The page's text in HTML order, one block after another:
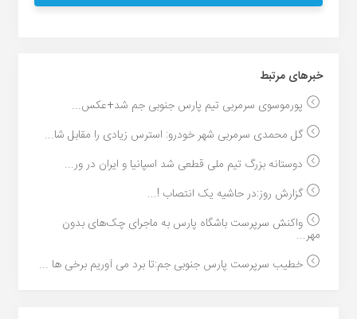
خبر‌های مرتبط
پورموسوی سرمربی تیم ‌پارس جنوبی ‌جم شد+عکس...
گل محمدی سرمربی شهر خودرو: استرس زیادی را مقابل شا...
دوستانه بزرگ تیم ملی قطعی شد اسپانیا و ایران در ور...
گزارش روز:در حاشیه یک انتصاب !...
واکنش سرپرست باشگاه پارس به ماجرای چک‌های بدون
مهر...
خطیب سرپرست پارس جنوبی جم:تا برد می آوریم برخی ها ...